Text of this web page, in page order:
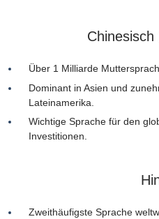
Über 1 Milliarde
Dominant in Asien und
Lateinamerika.
Wichtige Sprache für den
Investitionen.
Zweithäufigste Sprache